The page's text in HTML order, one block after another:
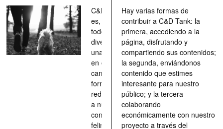
C&D Tank
es, ante
todo, un
divertimento,
una parada
en el
camino, una
forma de
redescubrir
a nuestros
compañeros
felinos y
Hay varias formas de
contribuir a C&D Tank: la
primera, accediendo a la
página, disfrutando y
compartiendo sus contenidos;
la segunda, enviándonos
contenido que estimes
interesante para nuestro
público; y la tercera
colaborando
económicamente con nuestro
proyecto a través del